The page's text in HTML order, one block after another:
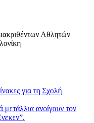
Αθλητών
για τη Σχολή
ανοίγουν τον